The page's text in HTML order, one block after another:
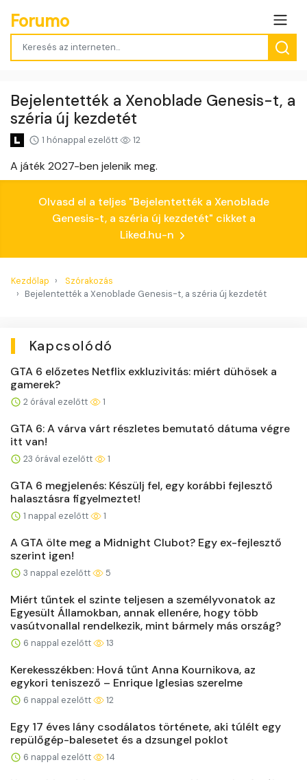
Forumo
Bejelentették a Xenoblade Genesis-t, a
széria új kezdetét
1 hónappal ezelőtt 12
A játék 2027-ben jelenik meg.
Olvasd el a teljes "Bejelentették a Xenoblade
Genesis-t, a széria új kezdetét" cikket a
Liked.hu-n
Kezdőlap
Szórakozás
Bejelentették a Xenoblade Genesis-t, a széria új kezdetét
Kapcsolódó
GTA 6 előzetes Netflix exkluzivitás: miért dühösek a
gamerek?
2 órával ezelőtt 1
GTA 6: A várva várt részletes bemutató dátuma végre
itt van!
23 órával ezelőtt 1
GTA 6 megjelenés: Készülj fel, egy korábbi fejlesztő
halasztásra figyelmeztet!
1 nappal ezelőtt 1
A GTA ölte meg a Midnight Clubot? Egy ex-fejlesztő
szerint igen!
3 nappal ezelőtt 5
Miért tűntek el szinte teljesen a személyvonatok az
Egyesült Államokban, annak ellenére, hogy több
vasútvonallal rendelkezik, mint bármely más ország?
6 nappal ezelőtt 13
Kerekesszékben: Hová tűnt Anna Kournikova, az
egykori teniszező – Enrique Iglesias szerelme
6 nappal ezelőtt 12
Egy 17 éves lány csodálatos története, aki túlélt egy
repülőgép-balesetet és a dzsungel poklot
6 nappal ezelőtt 14